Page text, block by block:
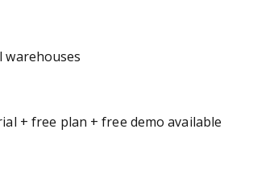
warehouses
+ free plan + free demo available